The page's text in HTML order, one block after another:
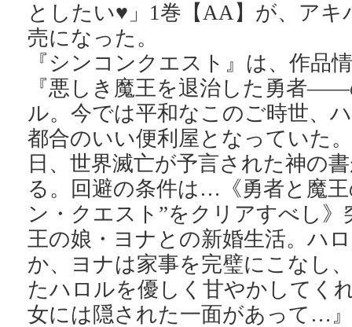
としたい♥」1巻【AA】が、アキ
売になった。
『シンコンクエスト』は、作品
『悪しき魔王を退治した勇者
ル。今では平和なこのご時世、
都合のいい便利屋となっていた
日、世界滅亡が予言された神の
る。回避の条件は…《勇者と魔
ン・クエスト”をクリアすべし》
王の娘・ヨナとの新婚生活。ハ
か、ヨナは家事を完璧にこなし
たハロルを優しく甘やかしてく
女には隠された一面があって…